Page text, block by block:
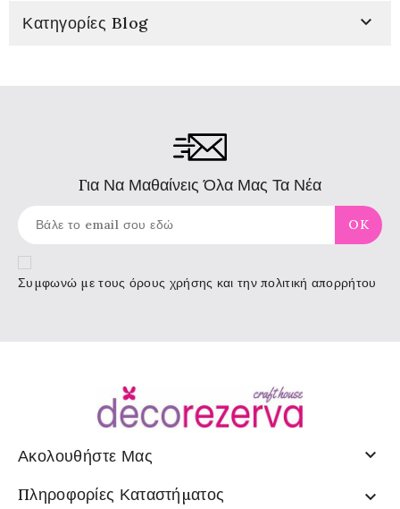
Κατηγορίες Blog 
Για Να Μαθαίνεις Όλα Μας Τα Νέα
Συμφωνώ με τους όρους χρήσης και την πολιτική απορρήτου
Ακολουθήστε Μας 
Πληροφορίες Καταστήματος 